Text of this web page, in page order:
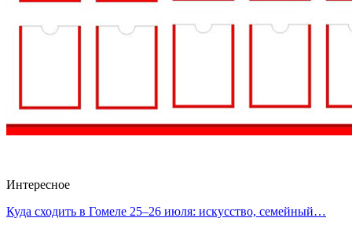
Интересное
Куда сходить в Гомеле 25–26 июля: искусство, семейный…